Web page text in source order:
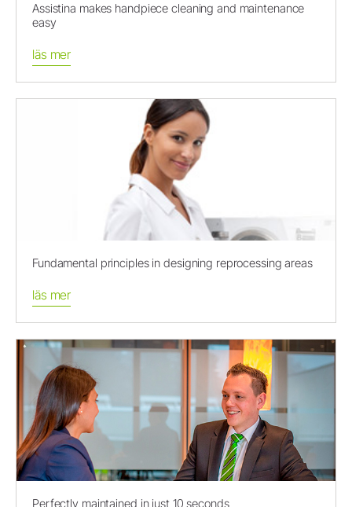
Assistina makes handpiece cleaning and maintenance
easy
läs mer
Fundamental principles in designing reprocessing areas
läs mer
Perfectly maintained in just 10 seconds